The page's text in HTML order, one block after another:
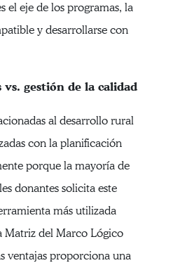
el eje de los programas, la
y desarrollarse con
gestión de la calidad
al desarrollo rural
con la planificación
porque la mayoría de
donantes solicita este
más utilizada
Matriz del Marco Lógico
ventajas proporciona una